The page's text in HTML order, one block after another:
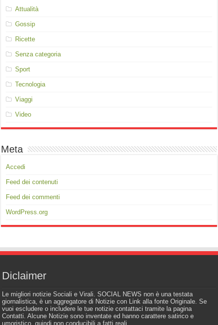
Attualità
Gossip
Ricette
Senza categoria
Sport
Tecnologia
Viaggi
Video
Meta
Accedi
Feed dei contenuti
Feed dei commenti
WordPress.org
Diclaimer
Le migliori notizie Sociali e Virali. SOCIAL NEWS non è una testata
giornalistica, è un aggregatore di Notizie con Link alla fonte Originale. Se
vuoi escludere o includere le tue notizie contattaci tramite la pagina
Contatti. Alcune Notizie sono inventate ed hanno carattere satirico e
umoristico, quindi non conducibili a fatti reali.